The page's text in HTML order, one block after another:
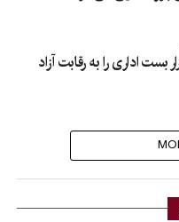
اداری را به رقابت آزاد